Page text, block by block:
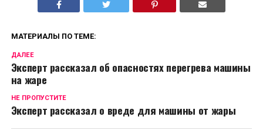
МАТЕРИАЛЫ ПО ТЕМЕ:
ДАЛЕЕ
Эксперт рассказал об опасностях перегрева машины
на жаре
НЕ ПРОПУСТИТЕ
Эксперт рассказал о вреде для машины от жары